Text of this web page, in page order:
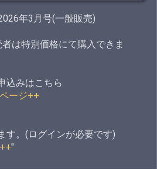
年3月号(一般販売)
は特別価格にて購入できま
込みはこちら
ージ++
す。(ログインが必要です)
"